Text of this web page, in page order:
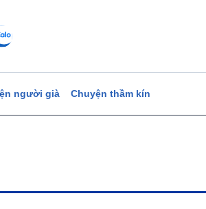
người già Chuyện thầm kín